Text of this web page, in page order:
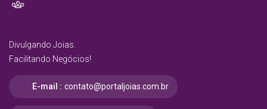
Divulgando Joias.
Facilitando Negócios!
E-mail : contato@portaljoias.com.br